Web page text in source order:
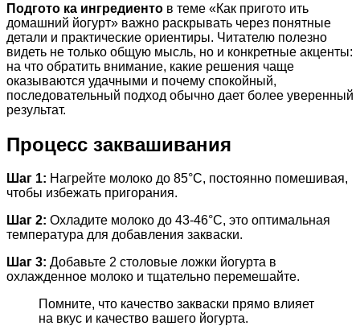
Подгото ка ингредиенто в теме «Как пригото ить
домашний йогурт» важно раскрывать через понятные
детали и практические ориентиры. Читателю полезно
видеть не только общую мысль, но и конкретные акценты:
на что обратить внимание, какие решения чаще
оказываются удачными и почему спокойный,
последовательный подход обычно дает более уверенный
результат.
Процесс заквашивания
Шаг 1: Нагрейте молоко до 85°C, постоянно помешивая,
чтобы избежать пригорания.
Шаг 2: Охладите молоко до 43-46°C, это оптимальная
температура для добавления закваски.
Шаг 3: Добавьте 2 столовые ложки йогурта в
охлажденное молоко и тщательно перемешайте.
Помните, что качество закваски прямо влияет
на вкус и качество вашего йогурта.